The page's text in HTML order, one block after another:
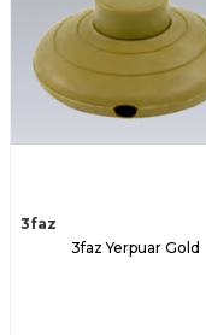
3faz
3faz Yerpuar Gold